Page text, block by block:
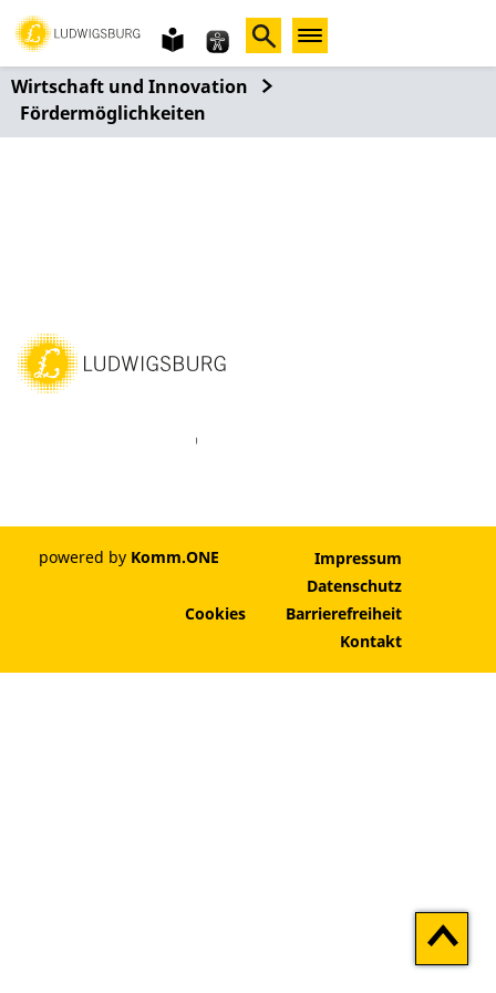
Gebärdensprache
leichte
Sprache
Wirtschaft und Innovation
Fördermöglichkeiten
LinkedIn
powered by Komm.ONE
Impressum
Datenschutz
Cookies
Barrierefreiheit
Kontakt
Zum